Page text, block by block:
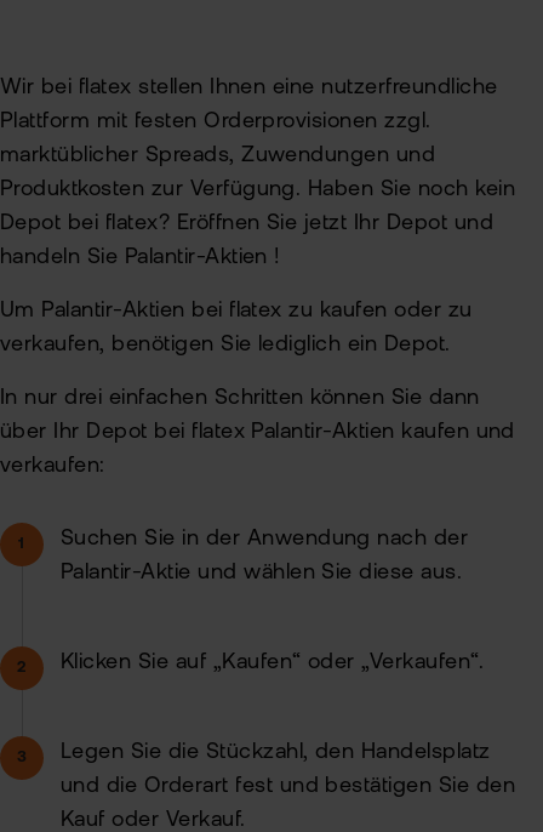
Wir bei flatex stellen Ihnen eine nutzerfreundliche
Plattform mit festen Orderprovisionen zzgl.
marktüblicher Spreads, Zuwendungen und
Produktkosten zur Verfügung. Haben Sie noch kein
Depot bei flatex? Eröffnen Sie jetzt Ihr Depot und
handeln Sie Palantir-Aktien !
Um Palantir-Aktien bei flatex zu kaufen oder zu
verkaufen, benötigen Sie lediglich ein Depot.
In nur drei einfachen Schritten können Sie dann
über Ihr Depot bei flatex Palantir-Aktien kaufen und
verkaufen:
Suchen Sie in der Anwendung nach der
Palantir-Aktie und wählen Sie diese aus.
Klicken Sie auf „Kaufen“ oder „Verkaufen“.
Legen Sie die Stückzahl, den Handelsplatz
und die Orderart fest und bestätigen Sie den
Kauf oder Verkauf.